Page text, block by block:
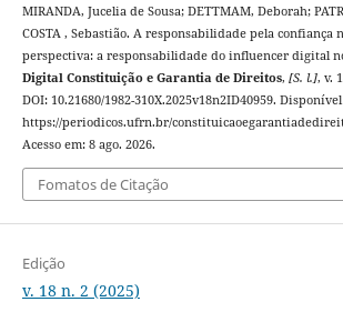
MIRANDA, Jucelia de Sousa; DETTMAM, Deborah;
COSTA , Sebastião. A responsabilidade pela confiança
perspectiva: a responsabilidade do influencer digital
Digital Constituição e Garantia de Direitos, [S. l.], v.
DOI: 10.21680/1982-310X.2025v18n2ID40959.
https://periodicos.ufrn.br/
Acesso em: 8 ago. 2026.
Fomatos de Citação
Edição
v. 18 n. 2 (2025)